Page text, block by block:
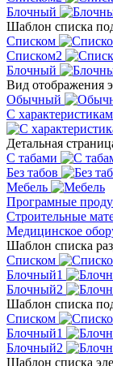
Блочный
Шаблон списка
Списком
Списком2
Блочный
Вид отображения
Обычный
С
Детальная
С табами
Без табов
Мебель
Програмные
Строительные
Медицинское
Шаблон списка
Списком
Блочный1
Блочный2
Шаблон списка
Списком
Блочный1
Блочный2
Шаблон списка